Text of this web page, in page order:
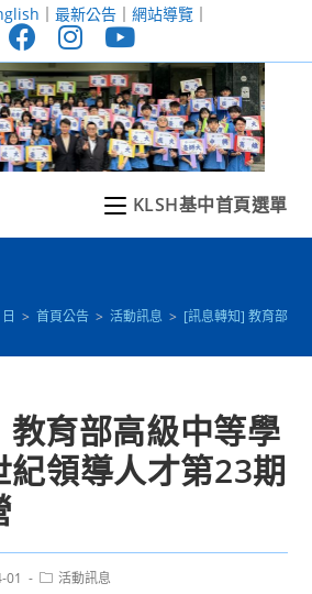
｜ 最新公告｜ 網站導覽｜
KLSH基中首頁選單
> 首頁公告 > 活動訊息 > [訊息轉知] 教育部高
育部高級中等學
紀領導人才第23期
01
Post活動訊息